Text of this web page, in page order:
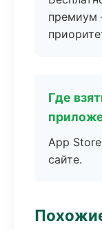
премиум
Где
App
сайте.